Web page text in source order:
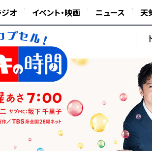
ジオ イベント・映画 ニュース 天